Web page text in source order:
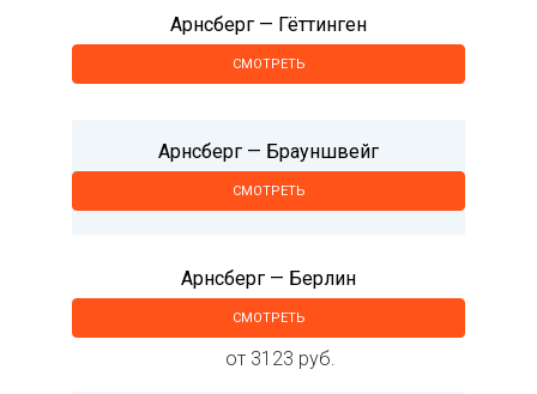
Арнсберг — Гёттинген
СМОТРЕТЬ
Арнсберг — Брауншвейг
СМОТРЕТЬ
Арнсберг — Берлин
СМОТРЕТЬ
от 3123 руб.